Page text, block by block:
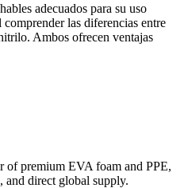
adecuados para su uso
las diferencias entre
Ambos ofrecen ventajas
of premium EVA foam and PPE,
direct global supply.